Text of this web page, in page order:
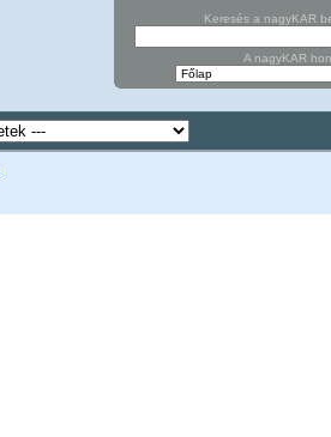
Keresés a nagyKAR
A nagyKAR